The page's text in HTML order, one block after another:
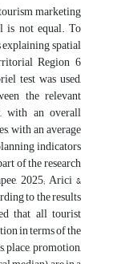
marketing
is not equal. To
spatial
Region 6
test was used,
the relevant
with an overall
with an average
indicators
of the research
2025; Arici &
to the results
that all tourist
in terms of the
promotion,